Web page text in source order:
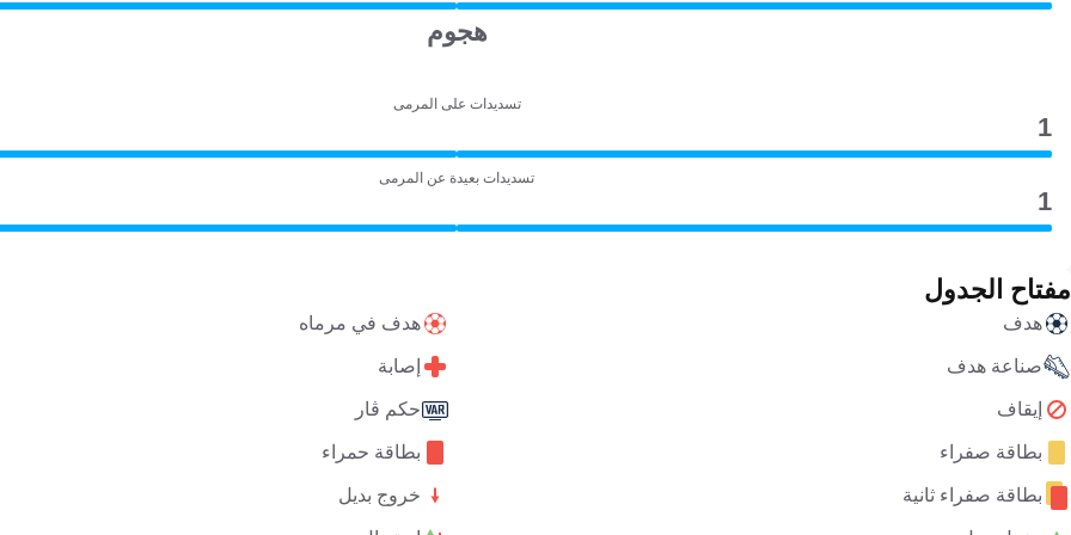
هجوم
تسديدات على المرمى
1
تسديدات بعيدة عن المرمى
1
مفتاح الجدول
هدف هدف في مرماه
صناعة هدف إصابة
إيقاف حكم ڤار
بطاقة صفراء بطاقة حمراء
بطاقة صفراء ثانية خروج بديل